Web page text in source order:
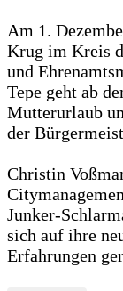
Am 1.
Krug im Kreis
und
Tepe geht ab
Mutterurlaub
der
Christin
Junker-
sich auf ihre
Erfahrungen